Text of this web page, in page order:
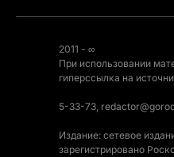
2011 - ∞
При использовании
гиперссылка на
5-33-73,
Издание: сетевое
зарегистрировано